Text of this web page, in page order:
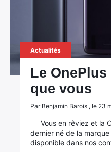
Actualités
Le OnePlus
que vous
Par Benjamin Barois , le 23
Vous en rêviez et la
dernier né de la
disponible dans nos